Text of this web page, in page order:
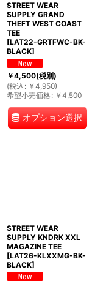
STREET WEAR
SUPPLY GRAND
THEFT WEST COAST
TEE
[LAT22-GRTFWC-BK-
BLACK]
￥4,500(税別)
(税込 : ￥ 4,950)
希望小売価格: ￥ 4,500
オプション選択
STREET WEAR
SUPPLY KNDRK XXL
MAGAZINE TEE
[LAT26-KLXXMG-BK-
BLACK]